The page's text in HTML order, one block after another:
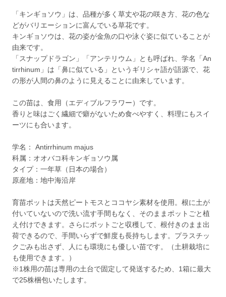
「キンギョソウ」は、品種が多く草丈や花の咲き方、花の色な
どがバリエーションに富んでいる草花です。
キンギョソウは、花の姿が金魚の口や泳ぐ姿に似ていることが
由来です。
「スナップドラゴン」「アンテリウム」とも呼ばれ、学名「An
tirrhinum」は「鼻に似ている」というギリシャ語が語源で、花
の形が人間の鼻のように見えることに由来しています。
この苗は、食用（エディブルフラワー）です。
香りと味はごく繊細で癖がないため食べやすく、料理にもスイ
ーツにも合います。
学名： Antirrhinum majus
科属：オオバコ科キンギョソウ属
タイプ：一年草（日本の場合）
原産地：地中海沿岸
育苗ポットは天然ピートモスとココヤシ素材を使用。根に土が
付いていないので洗い流す手間もなく、そのままポットごと植
え付けできます。さらにポットごと収穫して、根付きのまま出
荷できるので、手間いらずで鮮度も長持ちします。プラスチッ
クごみも出さず、人にも環境にも優しい苗です。（土耕栽培に
も使用できます。）
※1株用の苗は専用の土台で固定して発送するため、1箱に最大
で25株梱包いたします。